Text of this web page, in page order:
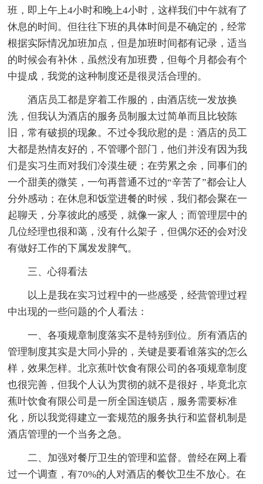
班，即上午上4小时和晚上4小时，这样我们中午就有了
休息的时间。但往往下班的具体时间是不确定的，经常
根据实际情况加班加点，但是加班时间都有记录，适当
的时候会有补休，虽然没有加班费，但每个月都会有个
中提成，我觉的这种制度还是很灵活合理的。
酒店员工都是穿着工作服的，由酒店统一发放换
洗，但我认为酒店的服务员制服太过简单而且比较陈
旧，常有破损的现象。不过令我欣慰的是：酒店的员工
大都是热情友好的，不管哪个部门，他们并没有因为我
们是实习生而对我们冷漠生硬；在劳累之余，同事们的
一个甜美的微笑，一句再普通不过的“辛苦了”都会让人
分外感动；在休息和饭堂进餐的时候，我们都会聚在一
起聊天，分享彼此的感受，就像一家人；而管理层中的
几位经理也很和蔼，没有什么架子，但偶尔还的会对没
有做好工作的下属发发脾气。
三、心得看法
以上是我在实习过程中的一些感受，经营管理过程
中出现的一些问题的个人看法：
一、各项规章制度落实不是特别到位。所有酒店的
管理制度其实是大同小异的，关键是要看谁落实的怎么
样，效果怎样。北京蕉叶饮食有限公司的各项规章制度
也很完善，但我个人认为贯彻的就不是很好，毕竟北京
蕉叶饮食有限公司是一所全国连锁店，服务需要标准
化，所以我觉得建立一套规范的服务执行和监督机制是
酒店管理的一个当务之急。
二、加强对餐厅卫生的管理和监督。曾经在网上看
过一个调查，有70%的人对酒店的餐饮卫生不放心。在